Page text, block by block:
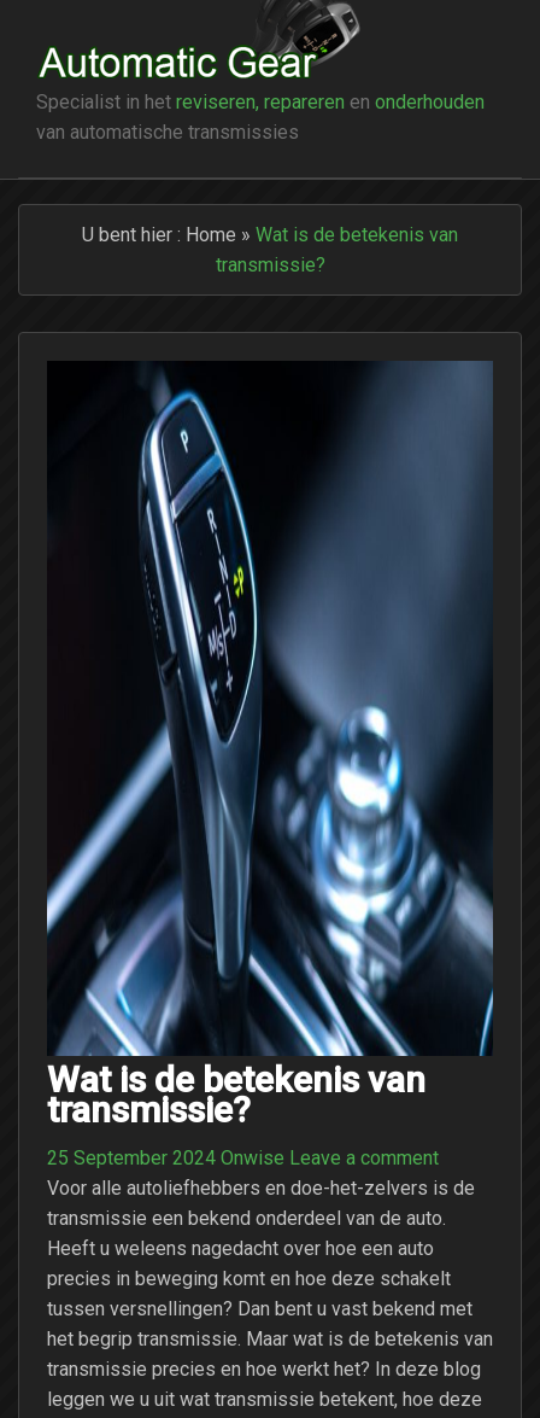
Specialist in het reviseren, repareren en onderhouden
van automatische transmissies
U bent hier : Home » Wat is de betekenis van
transmissie?
Wat is de betekenis van
transmissie?
25 September 2024 Onwise
Leave a comment
Voor alle autoliefhebbers en doe-het-zelvers is de
transmissie een bekend onderdeel van de auto.
Heeft u weleens nagedacht over hoe een auto
precies in beweging komt en hoe deze schakelt
tussen versnellingen? Dan bent u vast bekend met
het begrip transmissie. Maar wat is de betekenis van
transmissie precies en hoe werkt het? In deze blog
leggen we u uit wat transmissie betekent, hoe deze